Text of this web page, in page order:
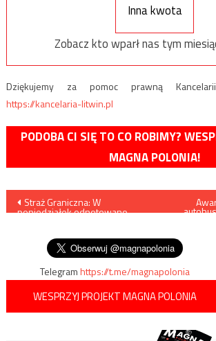
Inna kwota
Zobacz kto wparł nas tym
Dziękujemy za pomoc prawną
https://kancelaria-litwin.pl
PODOBA CI SIĘ TO CO ROBIMY?
MAGNA POLONIA!
Nawigacja
Straż Graniczna: W
poniedziałek odnotowano
Telegramhttps://t.me/magnapolonia
WESPRZYJ PROJEKT MAGNA POLONIA